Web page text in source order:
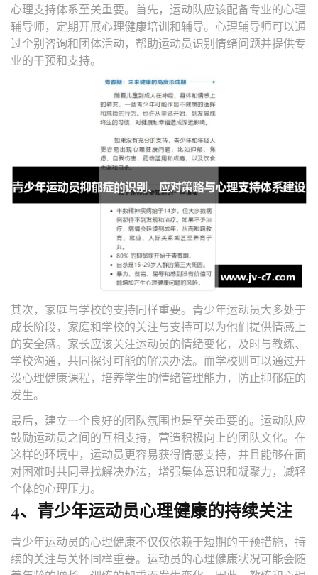
心理支持体系至关重要。首先，运动队应该配备专业的心理
辅导师，定期开展心理健康培训和辅导。心理辅导师可以通
过个别咨询和团体活动，帮助运动员识别情绪问题并提供专
业的干预和支持。
其次，家庭与学校的支持同样重要。青少年运动员大多处于
成长阶段，家庭和学校的关注与支持可以为他们提供情感上
的安全感。家长应该关注运动员的情绪变化，及时与教练、
学校沟通，共同探讨可能的解决办法。而学校则可以通过开
设心理健康课程，培养学生的情绪管理能力，防止抑郁症的
发生。
最后，建立一个良好的团队氛围也是至关重要的。运动队应
鼓励运动员之间的互相支持，营造积极向上的团队文化。在
这样的环境中，运动员更容易获得情感支持，并且能够在面
对困难时共同寻找解决办法，增强集体意识和凝聚力，减轻
个体的心理压力。
4、青少年运动员心理健康的持续关注
青少年运动员的心理健康不仅仅依赖于短期的干预措施，持
续的关注与关怀同样重要。运动员的心理健康状况可能会随